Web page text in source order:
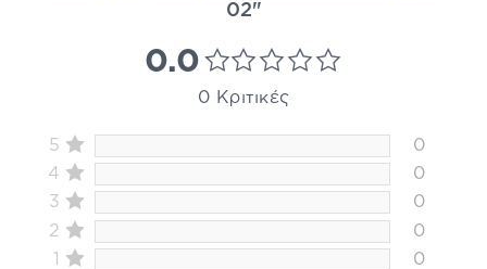
02"
0.0
0 Κριτικές
5
0
4
0
3
0
2
0
1
0